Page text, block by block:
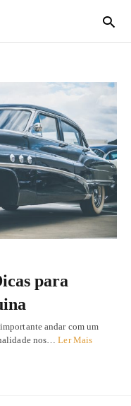
para
andar com um
nos…Ler Mais